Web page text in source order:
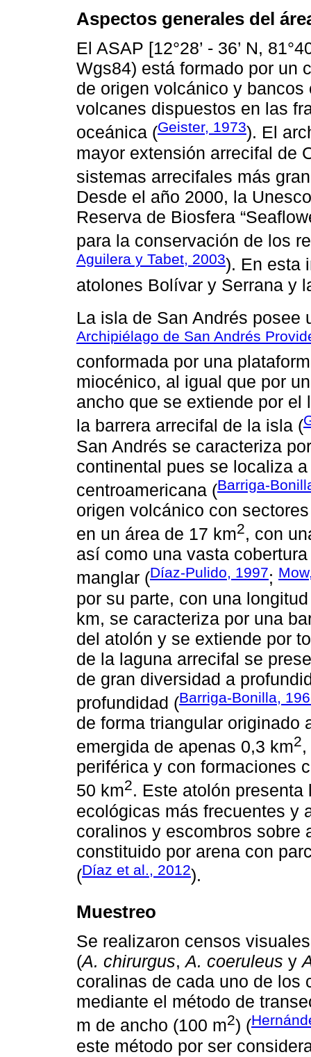
Aspectos generales del
El ASAP [12°28’ - 36’ N,
Wgs84) está formado por un
de origen volcánico y
volcanes dispuestos en las
oceánica (Geister, 1973). El
mayor extensión arrecifal de
sistemas arrecifales más
Desde el año 2000, la
Reserva de Biosfera
para la conservación de los
Aguilera y Tabet, 2003). En esta
atolones Bolívar y Serrana y
La isla de San Andrés posee
Archipiélago de San Andrés
conformada por una
miocénico, al igual que por
ancho que se extiende por
la barrera arrecifal de la isla (
San Andrés se caracteriza
continental pues se localiza
centroamericana (Barriga-
origen volcánico con
en un área de 17 km2, con
así como una vasta
manglar (Díaz-Pulido, 1997;
por su parte, con una
km, se caracteriza por una
del atolón y se extiende por
de la laguna arrecifal se
de gran diversidad a
profundidad (Barriga-Bonilla,
de forma triangular originado
emergida de apenas 0,3 km2
periférica y con formaciones
50 km2. Este atolón
ecológicas más frecuentes y
coralinos y escombros sobre
constituido por arena con
(Díaz et al., 2012).
Muestreo
Se realizaron censos
(A. chirurgus,A. coeruleus y
coralinas de cada uno de los
mediante el método de
m de ancho (100 m2) (
este método por ser